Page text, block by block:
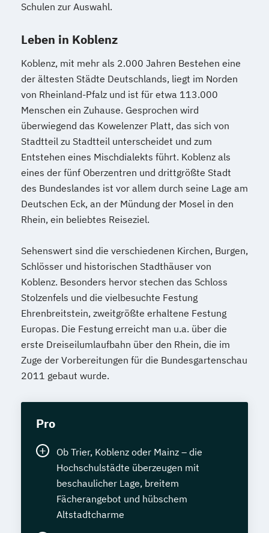
Schulen zur Auswahl.
Leben in Koblenz
Koblenz, mit mehr als 2.000 Jahren Bestehen eine
der ältesten Städte Deutschlands, liegt im Norden
von Rheinland-Pfalz und ist für etwa 113.000
Menschen ein Zuhause. Gesprochen wird
überwiegend das Kowelenzer Platt, das sich von
Stadtteil zu Stadtteil unterscheidet und zum
Entstehen eines Mischdialekts führt. Koblenz als
eines der fünf Oberzentren und drittgrößte Stadt
des Bundeslandes ist vor allem durch seine Lage am
Deutschen Eck, an der Mündung der Mosel in den
Rhein, ein beliebtes Reiseziel.
Sehenswert sind die verschiedenen Kirchen, Burgen,
Schlösser und historischen Stadthäuser von
Koblenz. Besonders hervor stechen das Schloss
Stolzenfels und die vielbesuchte Festung
Ehrenbreitstein, zweitgrößte erhaltene Festung
Europas. Die Festung erreicht man u.a. über die
erste Dreiseilumlaufbahn über den Rhein, die im
Zuge der Vorbereitungen für die Bundesgartenschau
2011 gebaut wurde.
Pro
Ob Trier, Koblenz oder Mainz – die
Hochschulstädte überzeugen mit
beschaulicher Lage, breitem
Fächerangebot und hübschem
Altstadtcharme